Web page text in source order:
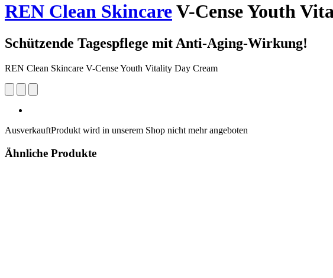
REN Clean SkincareV-Cense Youth
Schützende Tagespflege mit Anti-Aging-Wirkung!
REN Clean Skincare V-Cense Youth Vitality Day Cream
AusverkauftProdukt wird in unserem Shop nicht mehr angeboten
Ähnliche Produkte